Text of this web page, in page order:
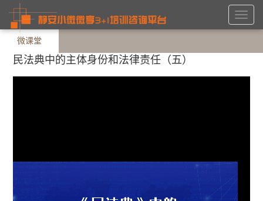
微课堂
民法典中的主体身份和法律责任（五）